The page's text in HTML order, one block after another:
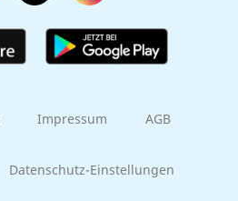
Impressum AGB
Datenschutz-Einstellungen